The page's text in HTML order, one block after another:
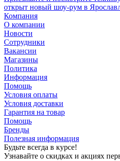
открыт новый шоу-рум в
Компания
О компании
Новости
Сотрудники
Вакансии
Магазины
Политика
Информация
Помощь
Условия оплаты
Условия доставки
Гарантия на товар
Помощь
Бренды
Полезная информация
Будьте всегда в курсе!
Узнавайте о скидках и акциях